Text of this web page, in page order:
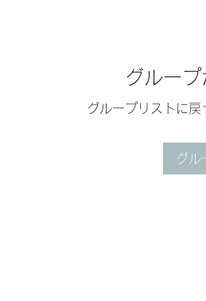
グルー
グループリストに
グル